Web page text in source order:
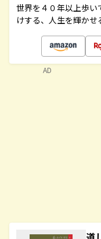
世界を４０年以上歩
けする、人生を輝か
AD